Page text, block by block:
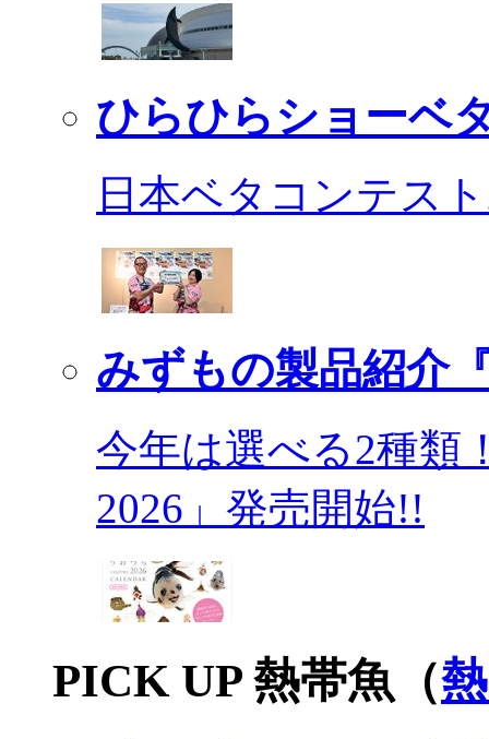
ひらひらショーベ
日本ベタコンテス
みずもの製品紹介
今年は選べる2種類
2026」発売開始!!
PICK UP 熱帯魚（